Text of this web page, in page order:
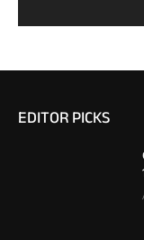
EDITOR PICKS